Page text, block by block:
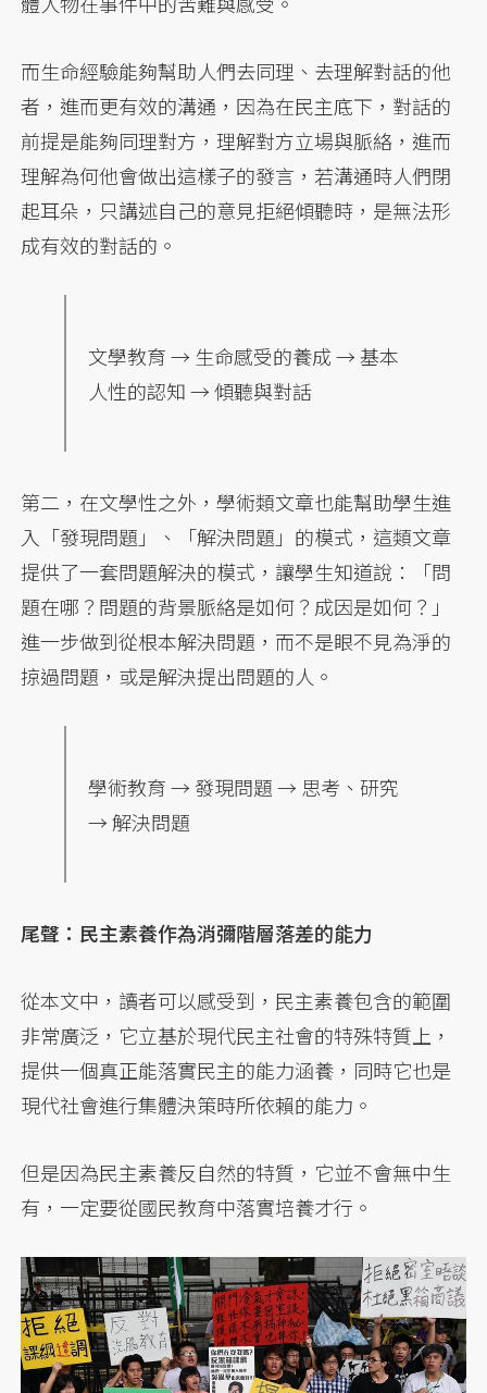
而生命經驗能夠幫助人們去同理、去理解對話的他
者，進而更有效的溝通，因為在民主底下，對話的
前提是能夠同理對方，理解對方立場與脈絡，進而
理解為何他會做出這樣子的發言，若溝通時人們閉
起耳朵，只講述自己的意見拒絕傾聽時，是無法形
成有效的對話的。
文學教育 → 生命感受的養成 → 基本
人性的認知 → 傾聽與對話
第二，在文學性之外，學術類文章也能幫助學生進
入「發現問題」、「解決問題」的模式，這類文章
提供了一套問題解決的模式，讓學生知道說：「問
題在哪？問題的背景脈絡是如何？成因是如何？」
進一步做到從根本解決問題，而不是眼不見為淨的
掠過問題，或是解決提出問題的人。
學術教育 → 發現問題 → 思考、研究
→ 解決問題
尾聲：民主素養作為消彌階層落差的能力
從本文中，讀者可以感受到，民主素養包含的範圍
非常廣泛，它立基於現代民主社會的特殊特質上，
提供一個真正能落實民主的能力涵養，同時它也是
現代社會進行集體決策時所依賴的能力。
但是因為民主素養反自然的特質，它並不會無中生
有，一定要從國民教育中落實培養才行。